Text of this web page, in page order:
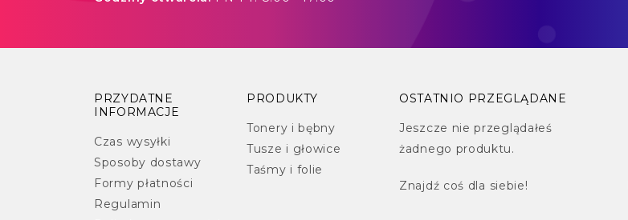
PRZYDATNE
INFORMACJE
Czas wysyłki
Sposoby dostawy
Formy płatności
Regulamin
PRODUKTY
Tonery i bębny
Tusze i głowice
Taśmy i folie
OSTATNIO PRZEGLĄDANE
Jeszcze nie przeglądałeś
żadnego produktu.
Znajdź coś dla siebie!